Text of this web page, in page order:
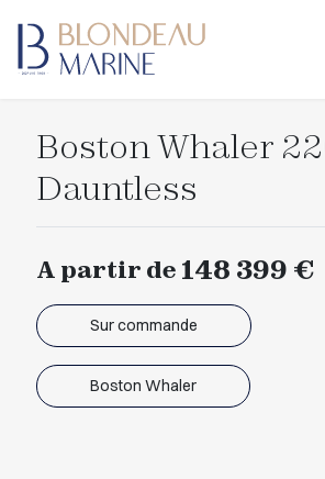
Boston Whaler
Dauntless
A partir de 148 399 €
Sur commande
Boston Whaler